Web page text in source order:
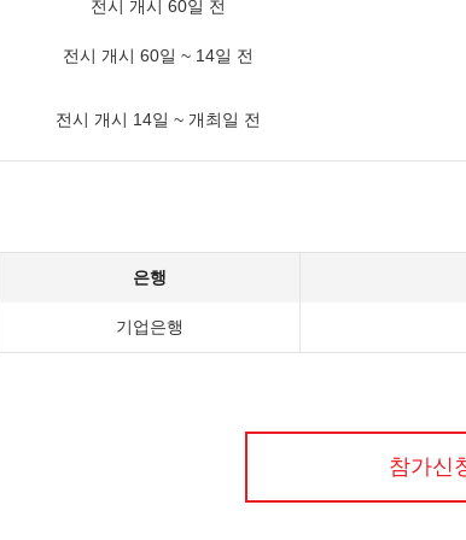
전시 개시 60일 전
전시 개시 60일 ~ 14일 전
전시 개시 14일 ~ 개최일 전
은행
기업은행
참가신